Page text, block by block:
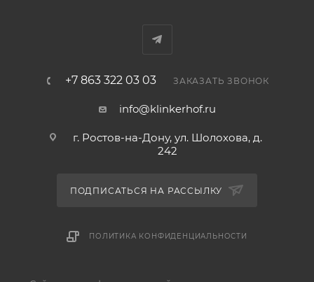
+7 863 322 03 03 ЗАКАЗАТЬ ЗВОНОК
info@klinkerhof.ru
г. Ростов-на-Дону, ул. Шолохова, д.
242
ПОДПИСАТЬСЯ НА РАССЫЛКУ
ПОЛИТИКА КОНФИДЕНЦИАЛЬНОСТИ